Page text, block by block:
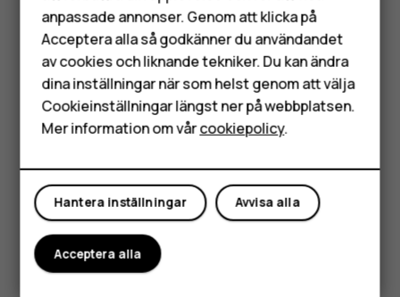
Tillbehör
HMD Terra M
Surfplattor
Tryck påpanorama_fish_eyeFoto.
Ta foton av hög kvalitet
Tryck påmenu>Upplösningi Kamera-appen och ange
önskad upplösning.
Var detta till hjälp?
anpassade annonser. Genom att klicka på
Acceptera alla så godkänner du användandet
av cookies och liknande tekniker. Du kan ändra
dina inställningar när som helst genom att välja
Cookieinställningar längst ner på webbplatsen.
Mer information om vårcookiepolicy.
Avvisa alla
Hantera inställningar
Acceptera alla